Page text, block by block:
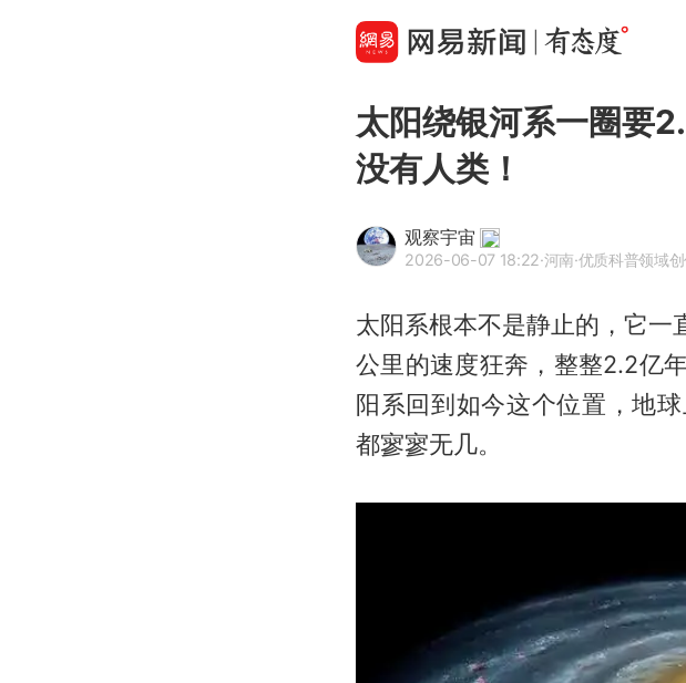
太阳绕银河系一圈要
没有人类！
观察宇宙
2026-06-07 18:22·河南·优质科普领域
太阳系根本不是静止的，它
公里的速度狂奔，整整2.2亿
阳系回到如今这个位置，地
都寥寥无几。